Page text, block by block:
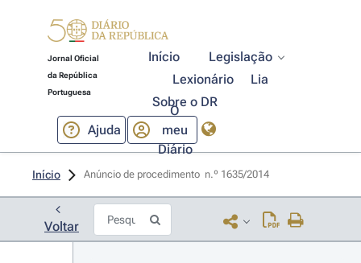
Jornal Oficial
da República
Portuguesa
Início
Legislação
Lexionário
Lia
Sobre o DR
Ajuda
O
meu
Diário
Início Anúncio de procedimento  n.º 1635/2014
Voltar